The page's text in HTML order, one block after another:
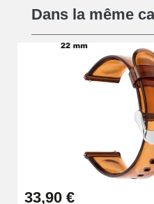
19,08
Chasse-
4,90 €
Outil
49,92
Dans la même
33,90 €